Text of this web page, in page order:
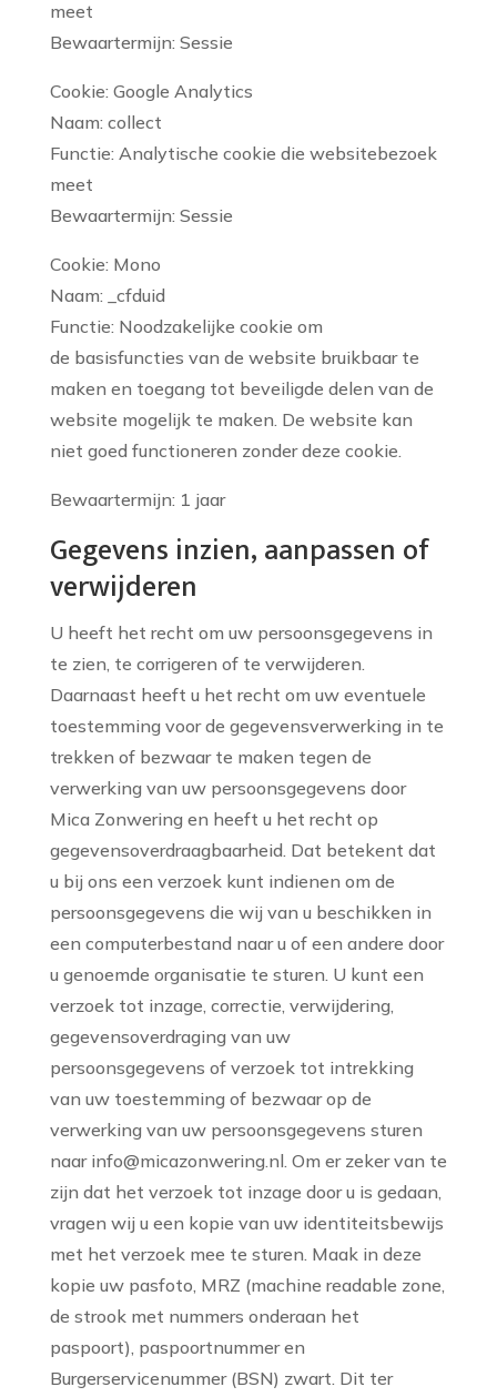
meet
Bewaartermijn: Sessie
Cookie: Google Analytics
Naam: collect
Functie: Analytische cookie die websitebezoek
meet
Bewaartermijn: Sessie
Cookie: Mono
Naam: _cfduid
Functie: Noodzakelijke cookie om
de basisfuncties van de website bruikbaar te
maken en toegang tot beveiligde delen van de
website mogelijk te maken. De website kan
niet goed functioneren zonder deze cookie.
Bewaartermijn: 1 jaar
Gegevens inzien, aanpassen of
verwijderen
U heeft het recht om uw persoonsgegevens in
te zien, te corrigeren of te verwijderen.
Daarnaast heeft u het recht om uw eventuele
toestemming voor de gegevensverwerking in te
trekken of bezwaar te maken tegen de
verwerking van uw persoonsgegevens door
Mica Zonwering en heeft u het recht op
gegevensoverdraagbaarheid. Dat betekent dat
u bij ons een verzoek kunt indienen om de
persoonsgegevens die wij van u beschikken in
een computerbestand naar u of een andere door
u genoemde organisatie te sturen. U kunt een
verzoek tot inzage, correctie, verwijdering,
gegevensoverdraging van uw
persoonsgegevens of verzoek tot intrekking
van uw toestemming of bezwaar op de
verwerking van uw persoonsgegevens sturen
naar info@micazonwering.nl. Om er zeker van te
zijn dat het verzoek tot inzage door u is gedaan,
vragen wij u een kopie van uw identiteitsbewijs
met het verzoek mee te sturen. Maak in deze
kopie uw pasfoto, MRZ (machine readable zone,
de strook met nummers onderaan het
paspoort), paspoortnummer en
Burgerservicenummer (BSN) zwart. Dit ter